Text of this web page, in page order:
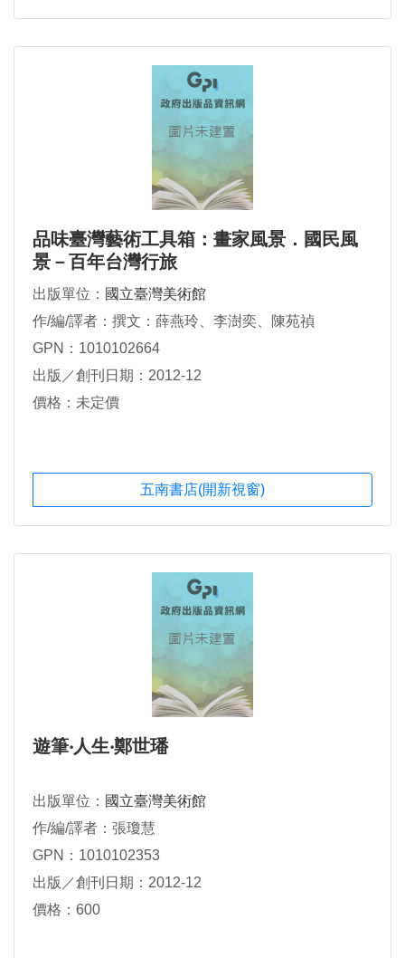
品味臺灣藝術工具箱：畫家風景．國民風
景－百年台灣行旅
出版單位： 國立臺灣美術館
作/編/譯者：撰文：薛燕玲、李澍奕、陳苑禎
GPN：1010102664
出版／創刊日期：2012-12
價格：未定價
五南書店(開新視窗)
遊筆‧人生‧鄭世璠
出版單位： 國立臺灣美術館
作/編/譯者：張瓊慧
GPN：1010102353
出版／創刊日期：2012-12
價格：600